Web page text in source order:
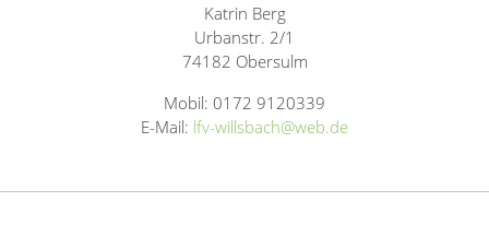
Katrin Berg
Urbanstr. 2/1
74182 Obersulm
Mobil: 0172 9120339
E-Mail: lfv-willsbach@web.de